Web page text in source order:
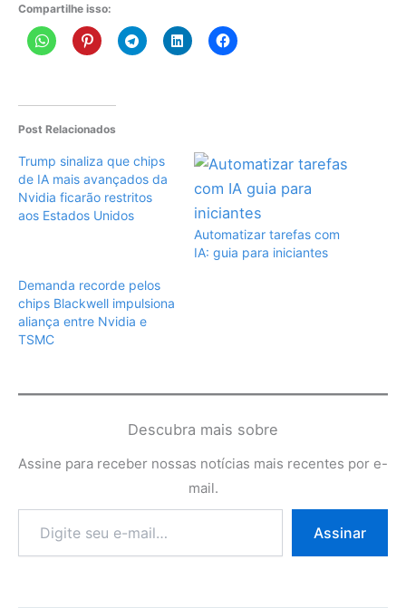
Compartilhe isso:
Post Relacionados
Trump sinaliza que chips
de IA mais avançados da
Nvidia ficarão restritos
aos Estados Unidos
Automatizar tarefas com
IA: guia para iniciantes
Demanda recorde pelos
chips Blackwell impulsiona
aliança entre Nvidia e
TSMC
Descubra mais sobre
Assine para receber nossas notícias mais recentes por e-
mail.
e-
Assinar